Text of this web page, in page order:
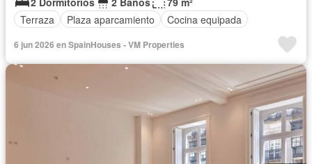
Terraza
Plaza aparcamiento Cocina equipada
6 jun 2026 en SpainHouses - VM Properties